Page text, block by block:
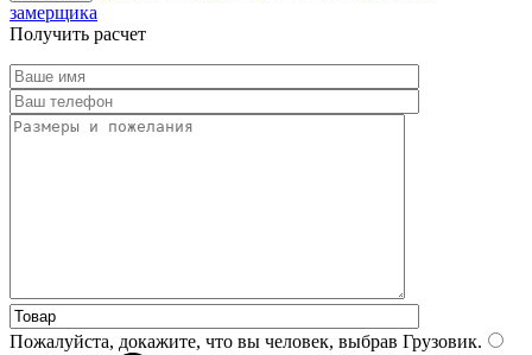
замерщика
Получить расчет
Пожалуйста, докажите, что вы человек, выбрав Грузовик.